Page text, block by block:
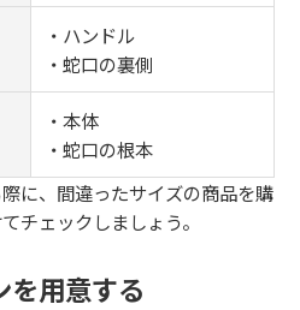
・ハンドル
・蛇口の裏側
・本体
・蛇口の根本
に、間違ったサイズの商品を購
チェックしましょう。
を用意する